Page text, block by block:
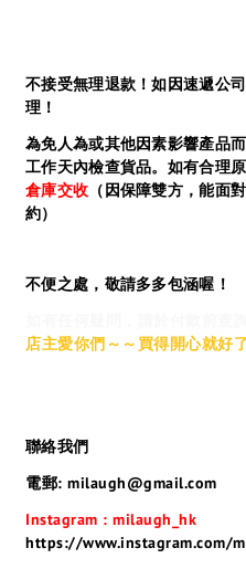
不接受無理退款！如因速遞公
理！
為免人為或其他因素影響產品
工作天內檢查貨品。如有合理
倉庫交收 （因保障雙方，能面
約）
不便之處，敬請多多包涵喔！
店主愛你們～～買得開心就好
聯絡我們
電郵: milaugh@gmail.com
Instagram : milaugh_hk
https://www.instagram.com/